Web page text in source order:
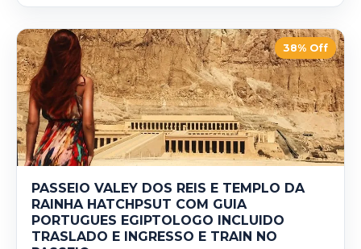
38% Off
PASSEIO VALEY DOS REIS E TEMPLO DA
RAINHA HATCHPSUT COM GUIA
PORTUGUES EGIPTOLOGO INCLUIDO
TRASLADO E INGRESSO E TRAIN NO